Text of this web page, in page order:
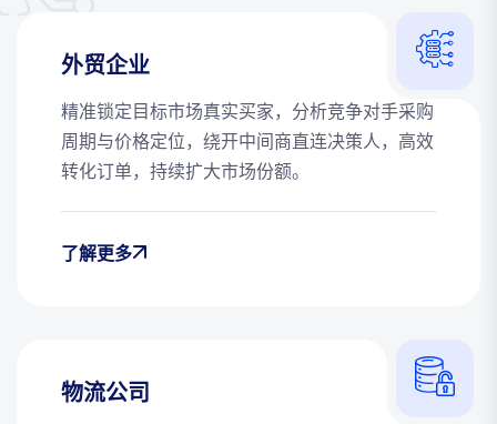
外贸企业
精准锁定目标市场真实买家，分析竞争对手采购
周期与价格定位，绕开中间商直连决策人，高效
转化订单，持续扩大市场份额。
了解更多
物流公司